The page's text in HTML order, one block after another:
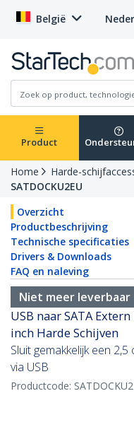
België
Product
Home Harde-
SATDOCKU2EU
Overzicht
Productbeschrijving
Technische specificaties
Drivers & Downloads
FAQ en naleving
Niet meer leverbaar
USB naar SATA
inch Harde Schijven
Sluit gemakkelijk een
via USB
Productcode: